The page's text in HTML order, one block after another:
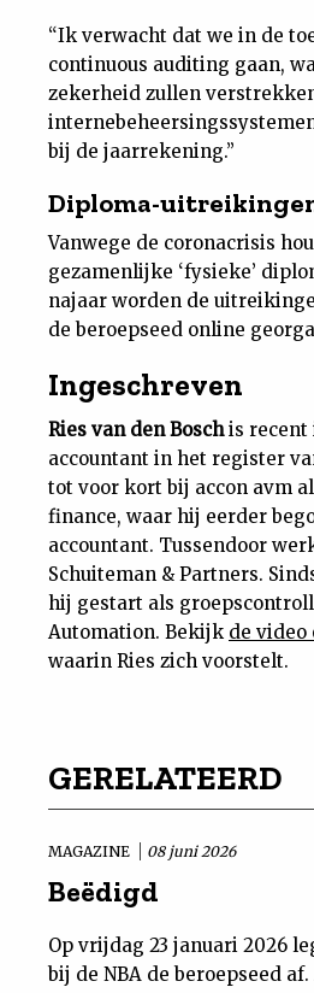
“Ik verwacht dat we in de
continuous auditing gaan,
zekerheid zullen
bij de jaarrekening.”
Diploma-
Vanwege de coronacrisis
gezamenlijke ‘fysieke’
najaar worden de
de beroepseed online
Ingeschreven
Ries van den Boschis recent
accountant in het register
tot voor kort bij accon avm
finance, waar hij eerder
accountant. Tussendoor
Schuiteman & Partners.
hij gestart als
Automation. Bekijk de video
waarin Ries zich voorstelt.
GERELATEERD
MAGAZINE 08 juni 2026
Beëdigd
Op vrijdag 23 januari 2026
bij de NBA de beroepseed